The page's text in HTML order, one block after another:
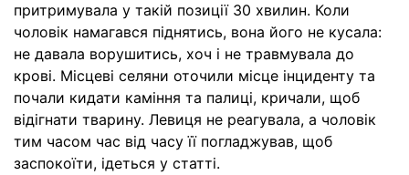
притримувала у такій позиції 30 хвилин. Коли
чоловік намагався піднятись, вона його не кусала:
не давала ворушитись, хоч і не травмувала до
крові. Місцеві селяни оточили місце інциденту та
почали кидати каміння та палиці, кричали, щоб
відігнати тварину. Левиця не реагувала, а чоловік
тим часом час від часу її погладжував, щоб
заспокоїти, ідеться у статті.